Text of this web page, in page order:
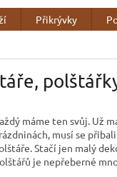
Přikrývky
máme ten svůj. Už
musí se
Stačí jen malý
je nepřeberné